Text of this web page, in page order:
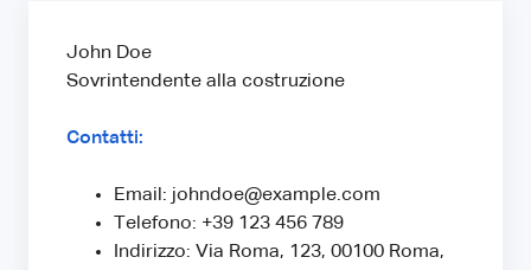
John Doe
Sovrintendente alla costruzione
Contatti:
Email: johndoe@example.com
Telefono: +39 123 456 789
Indirizzo: Via Roma, 123, 00100 Roma,